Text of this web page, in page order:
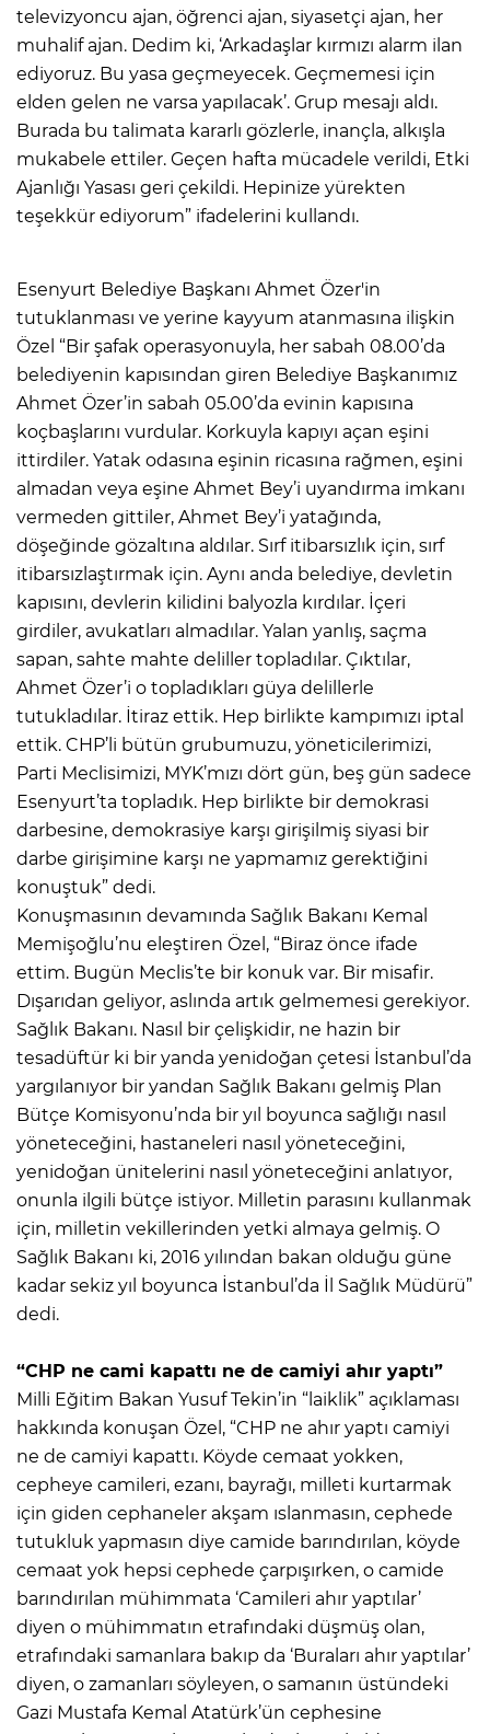
televizyoncu ajan, öğrenci ajan, siyasetçi ajan, her
muhalif ajan. Dedim ki, ‘Arkadaşlar kırmızı alarm ilan
ediyoruz. Bu yasa geçmeyecek. Geçmemesi için
elden gelen ne varsa yapılacak’. Grup mesajı aldı.
Burada bu talimata kararlı gözlerle, inançla, alkışla
mukabele ettiler. Geçen hafta mücadele verildi, Etki
Ajanlığı Yasası geri çekildi. Hepinize yürekten
teşekkür ediyorum” ifadelerini kullandı.
Esenyurt Belediye Başkanı Ahmet Özer'in
tutuklanması ve yerine kayyum atanmasına ilişkin
Özel “Bir şafak operasyonuyla, her sabah 08.00’da
belediyenin kapısından giren Belediye Başkanımız
Ahmet Özer’in sabah 05.00’da evinin kapısına
koçbaşlarını vurdular. Korkuyla kapıyı açan eşini
ittirdiler. Yatak odasına eşinin ricasına rağmen, eşini
almadan veya eşine Ahmet Bey’i uyandırma imkanı
vermeden gittiler, Ahmet Bey’i yatağında,
döşeğinde gözaltına aldılar. Sırf itibarsızlık için, sırf
itibarsızlaştırmak için. Aynı anda belediye, devletin
kapısını, devlerin kilidini balyozla kırdılar. İçeri
girdiler, avukatları almadılar. Yalan yanlış, saçma
sapan, sahte mahte deliller topladılar. Çıktılar,
Ahmet Özer’i o topladıkları güya delillerle
tutukladılar. İtiraz ettik. Hep birlikte kampımızı iptal
ettik. CHP’li bütün grubumuzu, yöneticilerimizi,
Parti Meclisimizi, MYK’mızı dört gün, beş gün sadece
Esenyurt’ta topladık. Hep birlikte bir demokrasi
darbesine, demokrasiye karşı girişilmiş siyasi bir
darbe girişimine karşı ne yapmamız gerektiğini
konuştuk” dedi.
Konuşmasının devamında Sağlık Bakanı Kemal
Memişoğlu’nu eleştiren Özel, “Biraz önce ifade
ettim. Bugün Meclis’te bir konuk var. Bir misafir.
Dışarıdan geliyor, aslında artık gelmemesi gerekiyor.
Sağlık Bakanı. Nasıl bir çelişkidir, ne hazin bir
tesadüftür ki bir yanda yenidoğan çetesi İstanbul’da
yargılanıyor bir yandan Sağlık Bakanı gelmiş Plan
Bütçe Komisyonu’nda bir yıl boyunca sağlığı nasıl
yöneteceğini, hastaneleri nasıl yöneteceğini,
yenidoğan ünitelerini nasıl yöneteceğini anlatıyor,
onunla ilgili bütçe istiyor. Milletin parasını kullanmak
için, milletin vekillerinden yetki almaya gelmiş. O
Sağlık Bakanı ki, 2016 yılından bakan olduğu güne
kadar sekiz yıl boyunca İstanbul’da İl Sağlık Müdürü”
dedi.
“CHP ne cami kapattı ne de camiyi ahır yaptı”
Milli Eğitim Bakan Yusuf Tekin’in “laiklik” açıklaması
hakkında konuşan Özel, “CHP ne ahır yaptı camiyi
ne de camiyi kapattı. Köyde cemaat yokken,
cepheye camileri, ezanı, bayrağı, milleti kurtarmak
için giden cephaneler akşam ıslanmasın, cephede
tutukluk yapmasın diye camide barındırılan, köyde
cemaat yok hepsi cephede çarpışırken, o camide
barındırılan mühimmata ‘Camileri ahır yaptılar’
diyen o mühimmatın etrafındaki düşmüş olan,
etrafındaki samanlara bakıp da ‘Buraları ahır yaptılar’
diyen, o zamanları söyleyen, o samanın üstündeki
Gazi Mustafa Kemal Atatürk’ün cephesine